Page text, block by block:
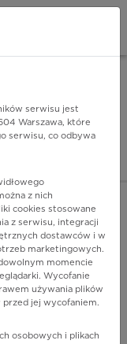
serwisu jest
Warszawa, które
serwisu, co odbywa
z nich
cookies stosowane
z serwisu, integracji
dostawców i w
marketingowych.
momencie
Wycofanie
używania plików
przed jej wycofaniem.
osobowych i plikach
INSTALUJ